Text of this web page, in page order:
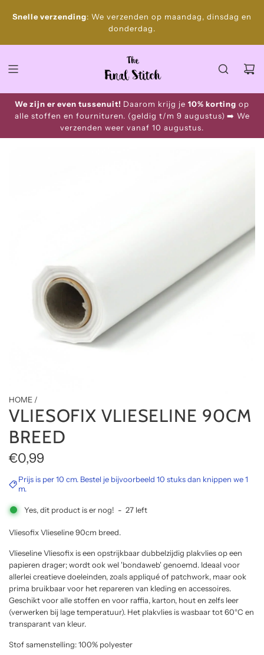
p
o
e
Snelle verzending: We verzenden op maandag, dinsdag en
donderdag.
We zijn er even tussenuit! Daarom krijg je 10% korting op
alle stoffen en fournituren. (geldig t/m 9 augustus) ➡️ We
verzenden weer vanaf 10 augustus.
HOME /
VLIESOFIX VLIESELINE 90CM
BREED
R
e
u
l
a
r
p
r
i
€0,99
Prijs is per 10 cm. Bestel je bijvoorbeeld 10 stuks dan knippen we 1
m.
Yes, dit product is er nog! - 27 left
Vliesofix Vlieseline 90cm breed.
Vlieseline Vliesofix is een opstrijkbaar dubbelzijdig plakvlies op een
papieren drager; wordt ook wel 'bondaweb' genoemd. Ideaal voor
allerlei creatieve doeleinden, zoals appliqué of patchwork, maar ook
prima bruikbaar voor het repareren van kleding en accessoires.
Geschikt voor alle stoffen en voor raffia, karton, hout en zelfs leer
(verwerken bij lage temperatuur). Het plakvlies is wasbaar tot 60°C en
transparant van kleur.
Stof samenstelling: 100% polyester